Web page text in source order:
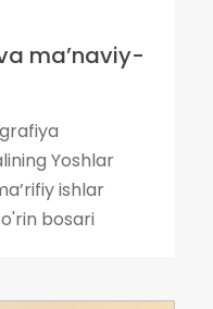
ma’naviy-
Yoshlar
ishlar
bosari